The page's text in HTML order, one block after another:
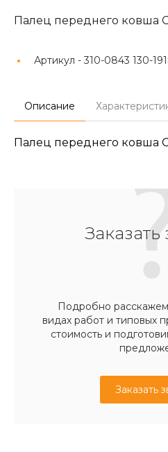
Палец переднего ковша
Артикул - 310-0843 130-
Описание
Палец переднего ковша
Заказать
Подробно расскажем
видах работ и типовых
стоимость и
Заказать